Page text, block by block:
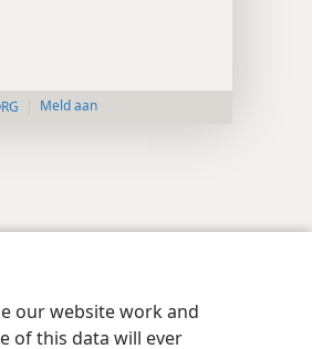
our website work and
of this data will ever
Meld aan